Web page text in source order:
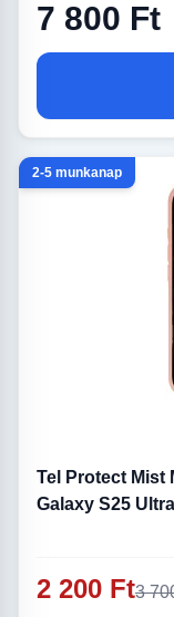
7 800 Ft
2-5 munkanap
Tel Protect Mist
Galaxy S25
2 200 Ft3